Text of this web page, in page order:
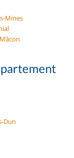
Mines
Dun